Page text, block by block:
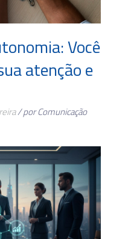
Você
atenção e
/ por Comunicação